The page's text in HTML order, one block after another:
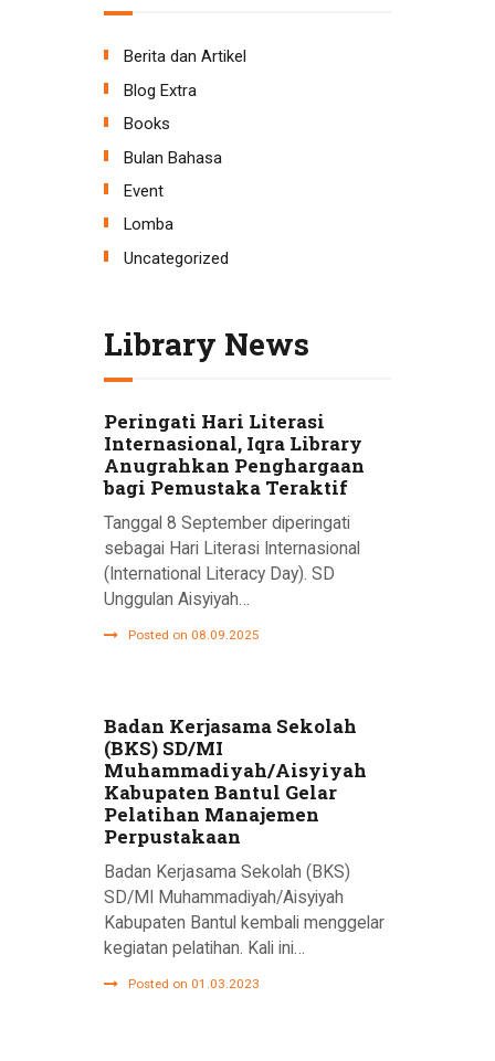
Berita dan Artikel
Blog Extra
Books
Bulan Bahasa
Event
Lomba
Uncategorized
Library News
Peringati Hari Literasi
Internasional, Iqra Library
Anugrahkan Penghargaan
bagi Pemustaka Teraktif
Tanggal 8 September diperingati
sebagai Hari Literasi Internasional
(International Literacy Day). SD
Unggulan Aisyiyah…
Posted on 08.09.2025
Badan Kerjasama Sekolah
(BKS) SD/MI
Muhammadiyah/Aisyiyah
Kabupaten Bantul Gelar
Pelatihan Manajemen
Perpustakaan
Badan Kerjasama Sekolah (BKS)
SD/MI Muhammadiyah/Aisyiyah
Kabupaten Bantul kembali menggelar
kegiatan pelatihan. Kali ini…
Posted on 01.03.2023